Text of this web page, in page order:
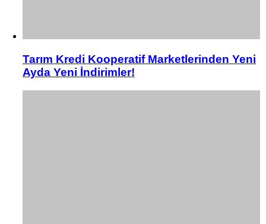
Tarım Kredi Kooperatif Marketlerinden Yeni
Ayda Yeni İndirimler!